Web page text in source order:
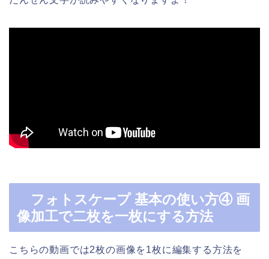
フォトスケープ 基本の使い方④ 画
像加工で二枚を一枚にする方法
こちらの動画では2枚の画像を1枚に編集する方法を